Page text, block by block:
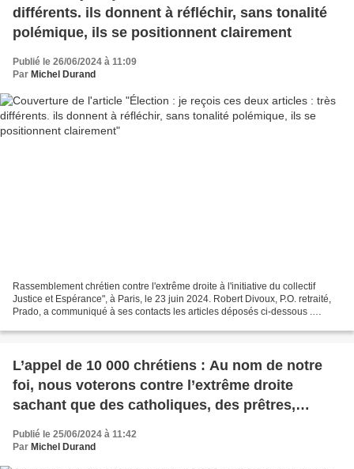
différents. ils donnent à réfléchir, sans tonalité
polémique, ils se positionnent clairement
Publié le 26/06/2024 à 11:09
Par Michel Durand
Rassemblement chrétien contre l'extrême droite à l'initiative du collectif
Justice et Espérance", à Paris, le 23 juin 2024. Robert Divoux, P.O. retraité,
Prado, a communiqué à ses contacts les articles déposés ci-dessous .
L’appel de 10 000 chrétiens : Au nom de notre
foi, nous voterons contre l’extrême droite
sachant que des catholiques, des prêtres,
Publié le 25/06/2024 à 11:42
Par Michel Durand